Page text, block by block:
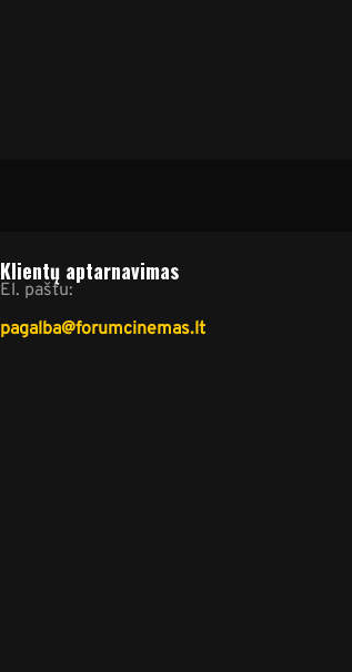
Klientų aptarnavimas
El. paštu:
pagalba@forumcinemas.lt